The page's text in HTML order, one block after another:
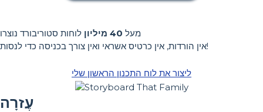
מעל 40 מיליון
לוחות סטוריבורד נוצרו
אין הורדות, אין כרטיס אשראי ואין צורך בכניסה כדי לנסות!
ליצור את לוח התכנון הראשון שלי
עֶזרָה